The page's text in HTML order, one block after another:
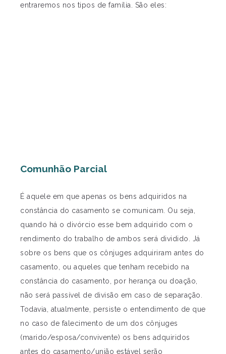
entraremos nos tipos de família. São eles:
Comunhão Parcial
É aquele em que apenas os bens adquiridos na
constância do casamento se comunicam. Ou seja,
quando há o divórcio esse bem adquirido com o
rendimento do trabalho de ambos será dividido. Já
sobre os bens que os cônjuges adquiriram antes do
casamento, ou aqueles que tenham recebido na
constância do casamento, por herança ou doação,
não será passível de divisão em caso de separação.
Todavia, atualmente, persiste o entendimento de que
no caso de falecimento de um dos cônjuges
(marido/esposa/convivente) os bens adquiridos
antes do casamento/união estável serão